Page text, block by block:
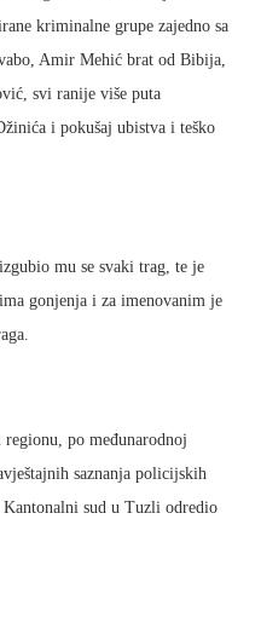
kriminalne grupe zajedno sa
Amir Mehić brat od Bibija,
svi ranije više puta
i pokušaj ubistva i teško
mu se svaki trag, te je
gonjenja i za imenovanim je
po međunarodnoj
saznanja policijskih
sud u Tuzli odredio